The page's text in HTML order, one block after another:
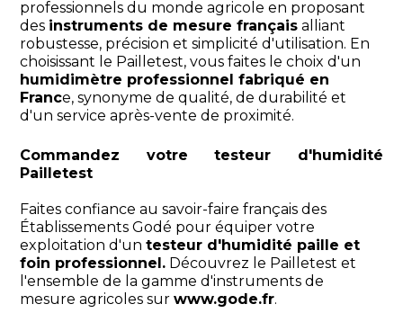
professionnels du monde agricole en proposant
des instruments de mesure français alliant
robustesse, précision et simplicité d'utilisation. En
choisissant le Pailletest, vous faites le choix d'un
humidimètre professionnel fabriqué en
France, synonyme de qualité, de durabilité et
d'un service après-vente de proximité.
Commandez votre testeur d'humidité
Pailletest
Faites confiance au savoir-faire français des
Établissements Godé pour équiper votre
exploitation d'untesteur d'humidité paille et
foin professionnel. Découvrez le Pailletest et
l'ensemble de la gamme d'instruments de
mesure agricoles surwww.gode.fr.